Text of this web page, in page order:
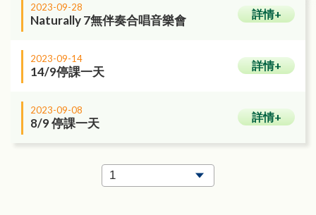
2023-09-28
Naturally 7無伴奏合唱音樂會 詳情+
2023-09-14
14/9停課一天 詳情+
2023-09-08
8/9 停課一天 詳情+